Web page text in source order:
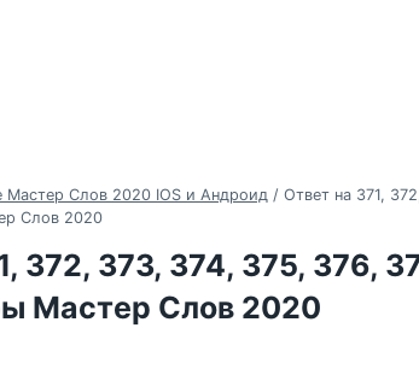
Мастер Слов 2020 IOS и Андроид / Ответ на 371,
Слов 2020
372, 373, 374, 375, 376,
Мастер Слов 2020